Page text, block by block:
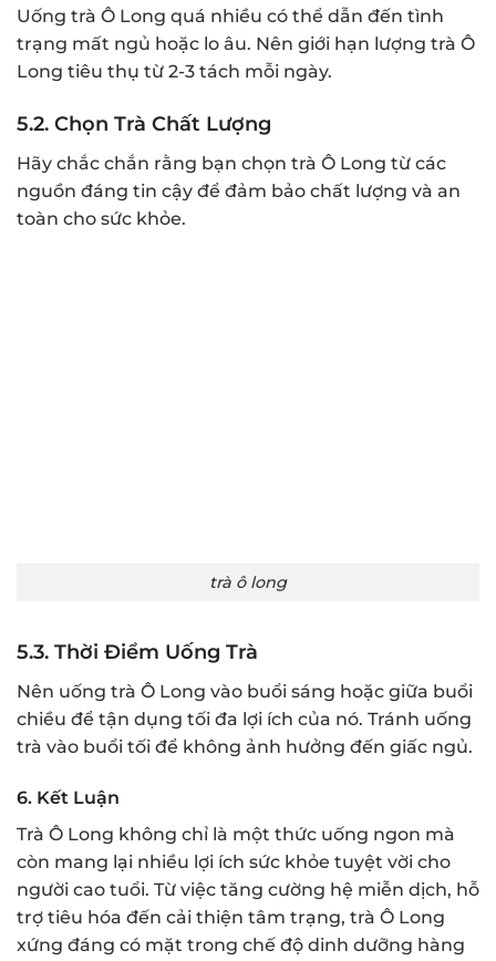
Uống trà Ô Long quá nhiều có thể dẫn đến tình
trạng mất ngủ hoặc lo âu. Nên giới hạn lượng trà Ô
Long tiêu thụ từ 2-3 tách mỗi ngày.
5.2. Chọn Trà Chất Lượng
Hãy chắc chắn rằng bạn chọn trà Ô Long từ các
nguồn đáng tin cậy để đảm bảo chất lượng và an
toàn cho sức khỏe.
trà ô long
5.3. Thời Điểm Uống Trà
Nên uống trà Ô Long vào buổi sáng hoặc giữa buổi
chiều để tận dụng tối đa lợi ích của nó. Tránh uống
trà vào buổi tối để không ảnh hưởng đến giấc ngủ.
6. Kết Luận
Trà Ô Long không chỉ là một thức uống ngon mà
còn mang lại nhiều lợi ích sức khỏe tuyệt vời cho
người cao tuổi. Từ việc tăng cường hệ miễn dịch, hỗ
trợ tiêu hóa đến cải thiện tâm trạng, trà Ô Long
xứng đáng có mặt trong chế độ dinh dưỡng hàng